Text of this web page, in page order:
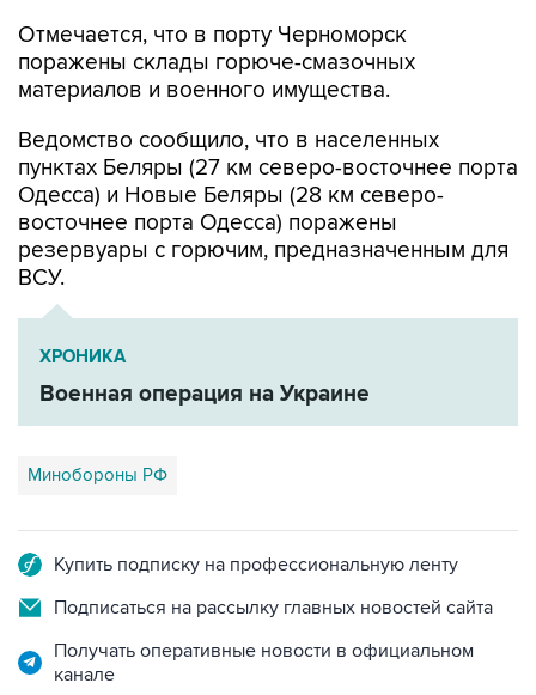
Отмечается, что в порту Черноморск
поражены склады горюче-смазочных
материалов и военного имущества.
Ведомство сообщило, что в населенных
пунктах Беляры (27 км северо-восточнее порта
Одесса) и Новые Беляры (28 км северо-
восточнее порта Одесса) поражены
резервуары с горючим, предназначенным для
ВСУ.
ХРОНИКА
Военная операция на Украине
Минобороны РФ
Купить подписку на профессиональную ленту
Подписаться на рассылку главных новостей сайта
Получать оперативные новости в официальном
канале